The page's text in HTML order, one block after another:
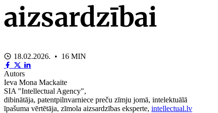
aizsardzībai
18.02.2026. • 16 MIN
Autors
Ieva Mona Mackaite
SIA "Intellectual Agency",
dibinātāja, patentpilnvarniece preču zīmju jomā, intelektuālā
īpašuma vērtētāja, zīmola aizsardzības eksperte, intellectual.lv